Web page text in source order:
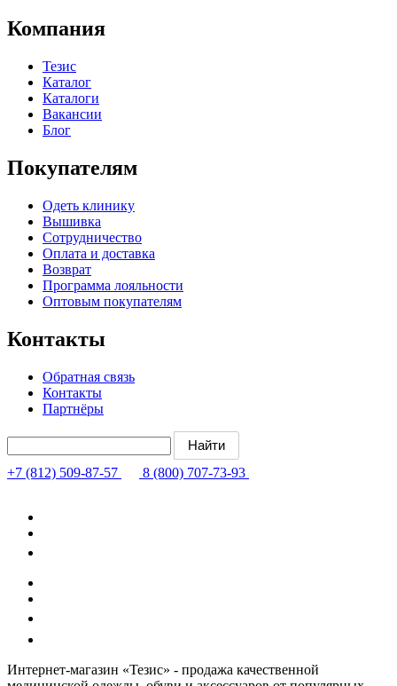
Компания
Тезис
Каталог
Каталоги
Вакансии
Блог
Покупателям
Одеть клинику
Вышивка
Сотрудничество
Оплата и доставка
Возврат
Программа лояльности
Оптовым покупателям
Контакты
Обратная связь
Контакты
Партнёры
+7 (812) 509-87-57 8 (800) 707-73-93
Интернет-магазин «Тезис» - продажа качественной